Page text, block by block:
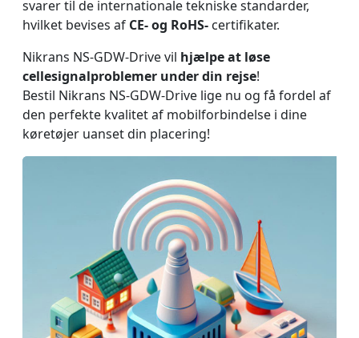
svarer til de internationale tekniske standarder,
hvilket bevises af CE- og RoHS- certifikater.
Nikrans NS-GDW-Drive vil hjælpe at løse
cellesignalproblemer under din rejse!
Bestil Nikrans NS-GDW-Drive lige nu og få fordel af
den perfekte kvalitet af mobilforbindelse i dine
køretøjer uanset din placering!